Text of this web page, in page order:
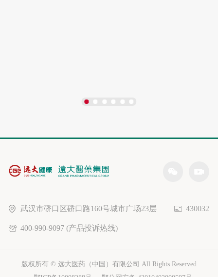
武汉市硚口区硚口路160号城市广场23层 430032
400-990-9097 (产品投诉热线)
版权所有 © 远大医药（中国）有限公司 All Rights Reserved